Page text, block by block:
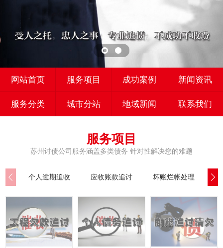
网站首页 服务项目 成功案例 新闻资讯
服务分类 城市分站 地域新闻 联系我们
服务项目
苏州讨债公司服务涵盖多类债务 针对性解决您的难题
个人逾期追收 应收账款追讨 坏账烂帐处理